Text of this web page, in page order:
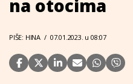
na otocima
PIŠE: HINA / 07.01.2023. u 08:07